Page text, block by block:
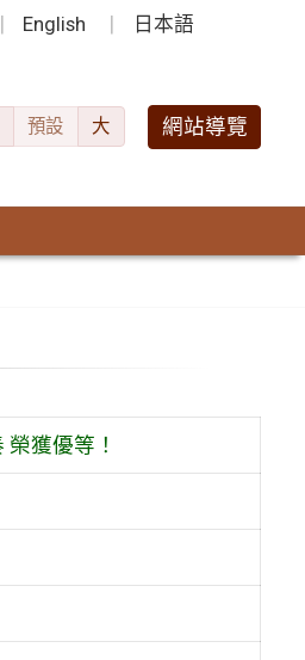
English 日本語
預設 大 網站導覽
獲優等！